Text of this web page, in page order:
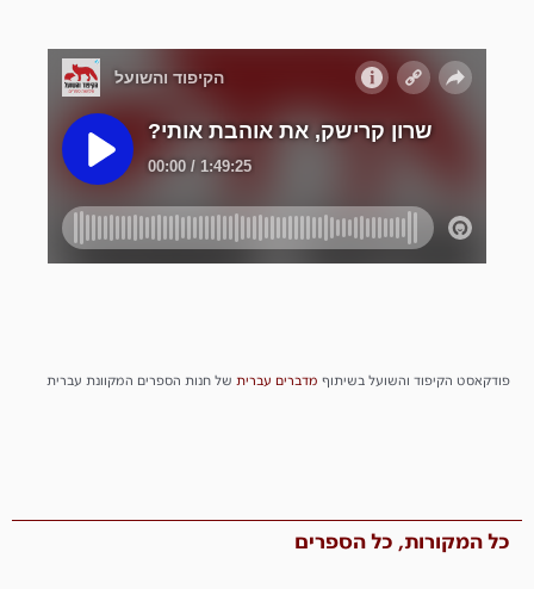
פודקאסט הקיפוד והשועל בשיתוף מדברים עברית של חנות הספרים המקוונת עברית
כל המקורות, כל הספרים​